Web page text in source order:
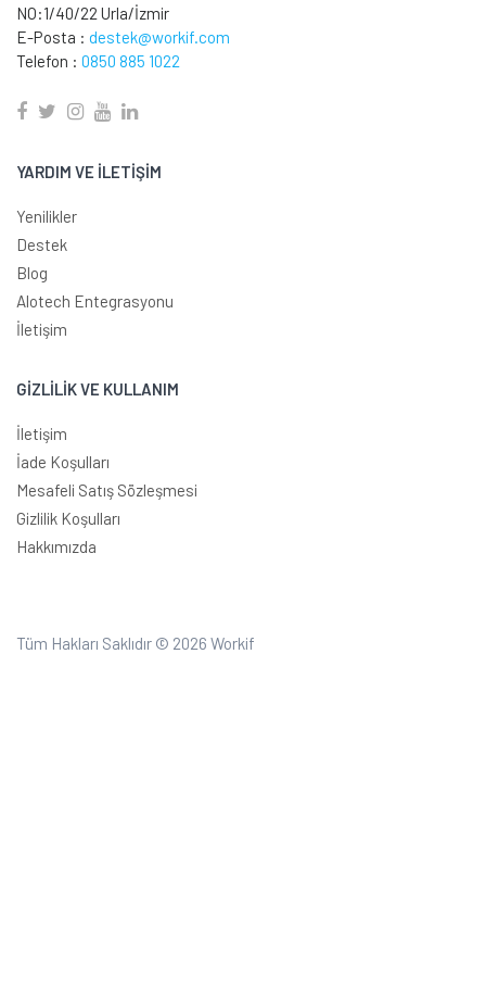
NO:1/40/22 Urla/İzmir
E-Posta : destek@workif.com
Telefon : 0850 885 1022
YARDIM VE İLETİŞİM
Yenilikler
Destek
Blog
Alotech Entegrasyonu
İletişim
GİZLİLİK VE KULLANIM
İletişim
İade Koşulları
Mesafeli Satış Sözleşmesi
Gizlilik Koşulları
Hakkımızda
Tüm Hakları Saklıdır © 2026 Workif